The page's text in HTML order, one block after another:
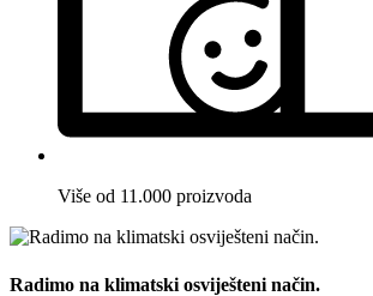
Više od 11.000 proizvoda
Radimo na klimatski osviješteni način.